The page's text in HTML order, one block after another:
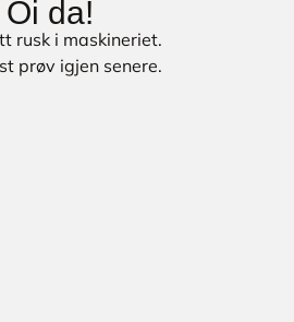
Oi da!
rusk i maskineriet.
prøv igjen senere.